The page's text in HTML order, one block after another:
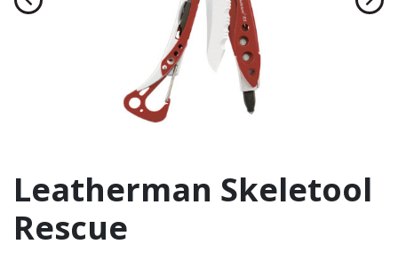
Leatherman Skeletool
Rescue